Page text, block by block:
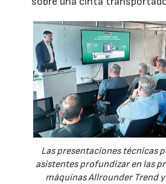
Las presentaciones técnicas
asistentes profundizar en las
máquinas Allrounder Trend